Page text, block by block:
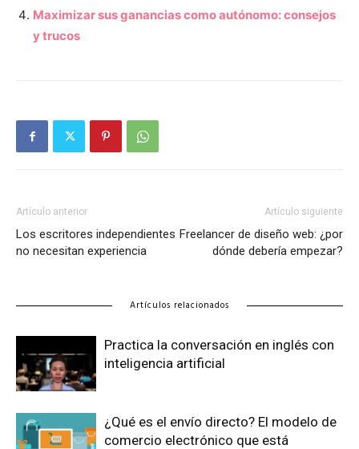
Maximizar sus ganancias como autónomo: consejos
y trucos
Artículo anterior
Los escritores independientes
no necesitan experiencia
Artículo siguiente
Freelancer de diseño web: ¿por
dónde debería empezar?
Artículos relacionados
Practica la conversación en inglés con
inteligencia artificial
¿Qué es el envío directo? El modelo de
comercio electrónico que está